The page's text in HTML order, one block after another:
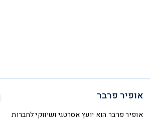
אופיר פרבר
אופיר פרבר הוא יועץ אסרטגי ושיווקי לחברות